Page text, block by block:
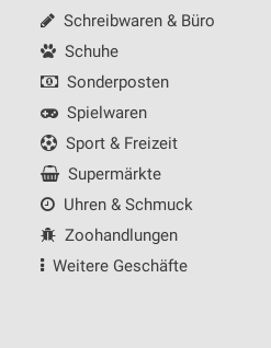
Schreibwaren & Büro
Schuhe
Sonderposten
Spielwaren
Sport & Freizeit
Supermärkte
Uhren & Schmuck
Zoohandlungen
Weitere Geschäfte